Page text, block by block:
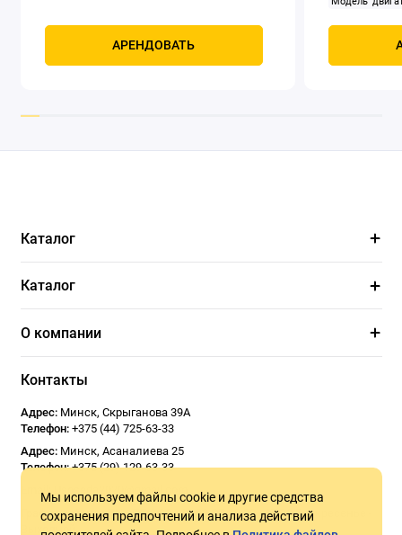
АРЕНДОВАТЬ
Мы используем файлы cookie и другие средства
сохранения предпочтений и анализа действий
Каталог
Каталог
О компании
Контакты
Адрес: Минск, Скрыганова 39А
Телефон: +375 (44) 725-63-33
Адрес: Минск, Асаналиева 25
Телефон: +375 (29) 129-63-33
Email:
Usoseda2020@gmail.com
График работы: ПН - ПТ 9:00 - 18:00 СБ 10:00 - 17:00 Воскресенье -